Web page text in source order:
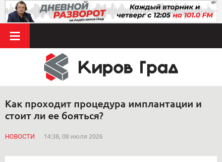
Как проходит процедура имплантации и
стоит ли ее бояться?
НОВОСТИ 14:38, 08 июля 2026